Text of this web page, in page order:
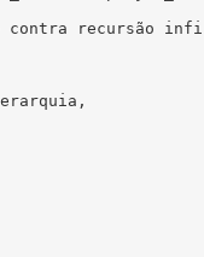
contra recursão